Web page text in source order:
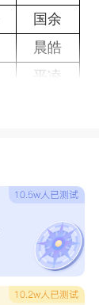
国余
晨皓
平凌
智义
瀚凯
杜仲
和迅